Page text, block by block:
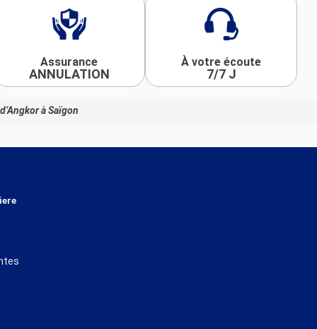
Assurance
ANNULATION
À votre écoute
7/7 J
à Saïgon